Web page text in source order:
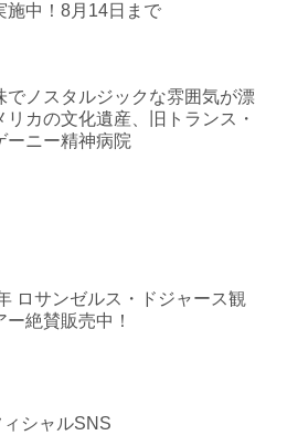
施中！8月14日まで
でノスタルジックな雰囲気が漂
リカの文化遺産、旧トランス・
ーニー精神病院
ロサンゼルス・ドジャース観
ー絶賛販売中！
ィシャルSNS